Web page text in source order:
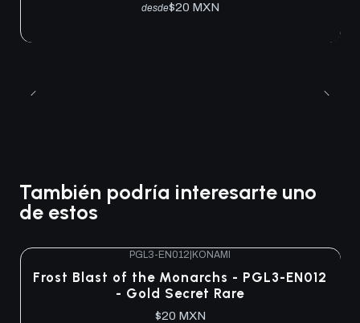
desde$20 MXN
También podría interesarte uno
de estos
Agotado
PGL3-EN012 KONAMI
Frost Blast of the Monarchs - PGL3-EN012
- Gold Secret Rare
$20 MXN